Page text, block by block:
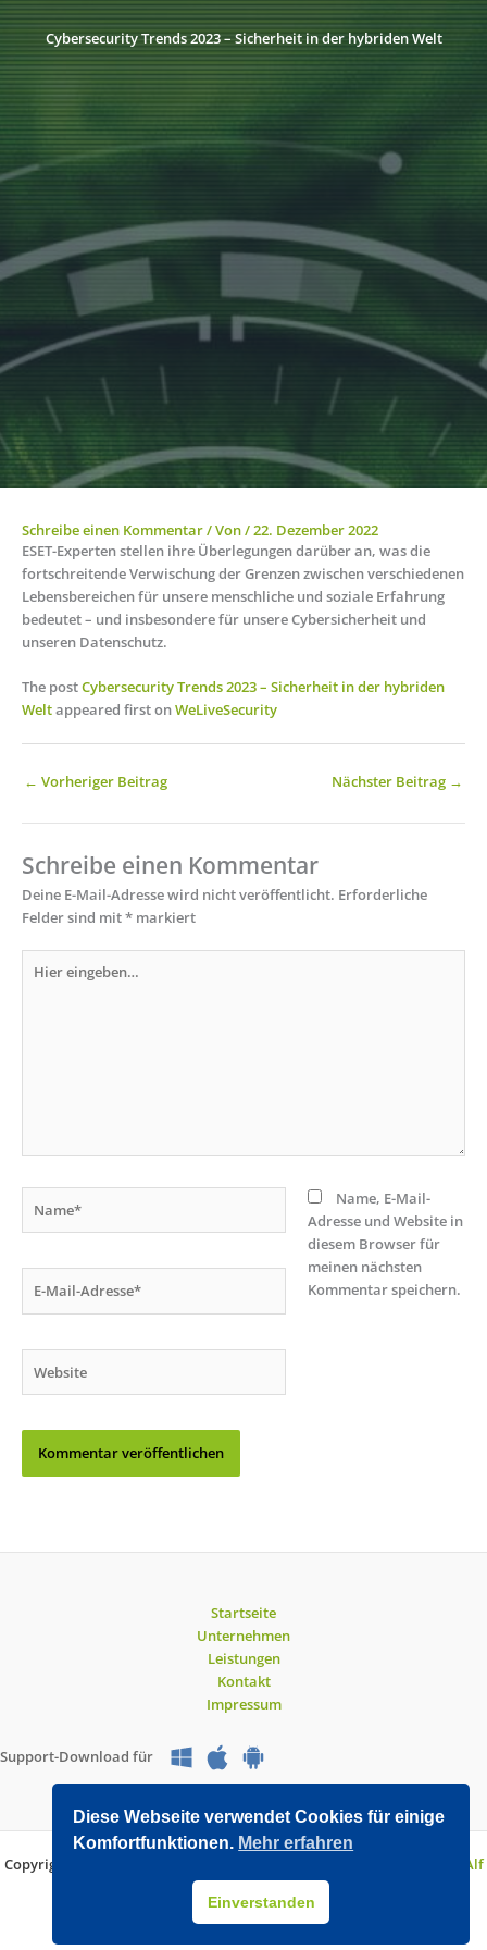
Cybersecurity Trends 2023 – Sicherheit in der hybriden Welt
Schreibe einen Kommentar/ Von/22. Dezember 2022
ESET-Experten stellen ihre Überlegungen darüber an, was die
fortschreitende Verwischung der Grenzen zwischen verschiedenen
Lebensbereichen für unsere menschliche und soziale Erfahrung
bedeutet – und insbesondere für unsere Cybersicherheit und
unseren Datenschutz.
The postCybersecurity Trends 2023 – Sicherheit in der hybriden
Weltappeared first onWeLiveSecurity
← Vorheriger Beitrag Nächster Beitrag →
Schreibe einen Kommentar
Deine E-Mail-Adresse wird nicht veröffentlicht. Erforderliche
Felder sind mit* markiert
eingeben…
Mail-
Name, E-Mail-
Adresse und Website in
diesem Browser für
meinen nächsten
Kommentar speichern.
Startseite
Unternehmen
Leistungen
Kontakt
Impressum
Support-Download für
Copyright © 2026 O&V DATEC GmbH | Entwickelt mit WordPress von
Alf
Drollinger
Diese Webseite verwendet Cookies für einige
Komfortfunktionen. Mehr erfahren
Einverstanden